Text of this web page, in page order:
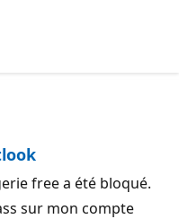
par l’auteur de la
free a été bloqué.
sur mon compte